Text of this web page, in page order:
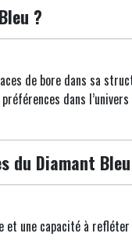
?
de bore dans sa
dans
du Diamant Bleu
une capacité à